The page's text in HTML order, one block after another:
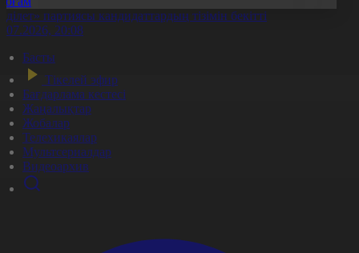
партиясы кандидаттардың тізімін бекітті
20:08
Басты
Тікелей эфир
Бағдарлама кестесі
Жаңалықтар
Жобалар
Телехикаялар
Мультсериалдар
Видеоархив